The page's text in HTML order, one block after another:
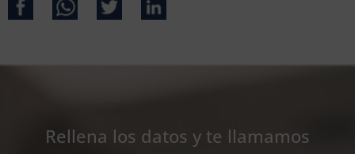
Rellena los datos y te llamamos